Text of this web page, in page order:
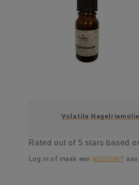
Volatile Nagelriemolie
Ratedout of 5 stars based
Log in of maak een ACCOUNT